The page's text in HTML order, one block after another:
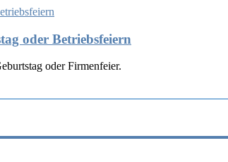
oder Betriebsfeiern
oder Firmenfeier.